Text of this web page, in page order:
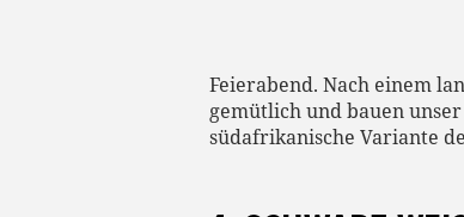
Feierabend. Nach einem
gemütlich und bauen
südafrikanische Variante